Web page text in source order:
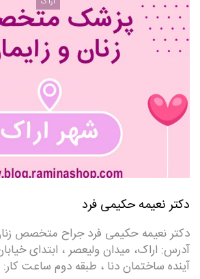
دکتر نعیمه حکیمی فرد
دکتر نعیمه حکیمی فرد جراح متخصص زنان
آدرس: اراک، میدان ولیعصر ، ابتدای
آینده ساختمان دنا ، طبقه دوم ساعت